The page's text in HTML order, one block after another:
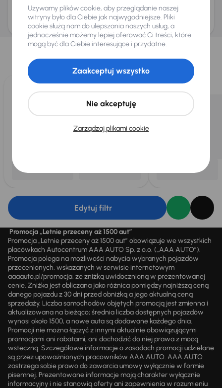
ani zagwarantowaną dostępnością pojazdu. AURES Holdings a.s., z siedzibą
Dopraváků 874/15, Čimice, 184 00 Praga 8, będzie przechowywać i przetwarzać
Twoje dane osobowe zgodnie z zasadami ochrony i przetwarzaniadanych
osobowych
Wybraliśmy dla Ciebie
Wybieramy dla Ciebienajlepsze pojazdyz naszej oferty. Kupimy
dla Ciebiedo 400 pojazdówkażdego dnia.
Edytuj filtr
Promocja „Letnie przeceny aż 1500 aut”
Promocja „Letnie przeceny aż 1500 aut” obowiązuje we wszystkich
placówkach Autocentrum AAA AUTO Sp. z o.o. („AAA AUTO”).
Promocja polega na możliwości nabycia wybranych pojazdów
przecenionych, wskazanych w serwisie internetowym
aaaauto.pl/promocja, ze zniżką uwidocznioną w prezentowanej
cenie. Zniżka jest obliczana jako różnica pomiędzy najniższą ceną
danego pojazdu z 30 dni przed obniżką a jego aktualną ceną
sprzedaży. Liczba samochodów objętych promocją jest zmienna i
aktualizowana na bieżąco; średnia liczba dostępnych pojazdów
wynosi około 1500, a nowe auta są dodawane każdego dnia.
Promocji nie można łączyć z innymi aktualnie obowiązującymi
promocjami ani rabatami, ani dochodzić do niej prawa z mocą
wsteczną. Szczegółowe informacje o zasadach promocji udzielane
są przez upoważnionych pracowników AAA AUTO. AAA AUTO
zastrzega sobie prawo do zawarcia umowy wyłącznie w formie
pisemnej. Prezentowane informacje mają charakter wyłącznie
informacyjny i nie stanowią oferty ani zapewnienia w rozumieniu
Używamy plików cookie, aby przeglądanie naszej
witryny było dla Ciebie jak najwygodniejsze. Pliki
cookie służą nam do ulepszania naszych usług, a
jednocześnie możemy lepiej oferować Ci treści, które
mogą być dla Ciebie interesujące i przydatne.
Zarządzaj plikami cookie
Nie akceptuję
Zaakceptuj wszystko